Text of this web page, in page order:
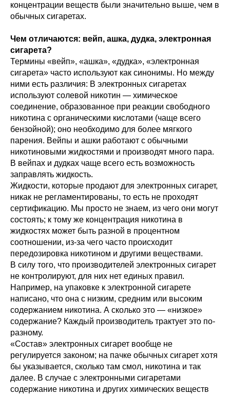
концентрации веществ были значительно выше, чем в
обычных сигаретах.
Чем отличаются: вейп, ашка, дудка, электронная
сигарета?
Термины «вейп», «ашка», «дудка», «электронная
сигарета» часто используют как синонимы. Но между
ними есть различия: В электронных сигаретах
используют солевой никотин — химическое
соединение, образованное при реакции свободного
никотина с органическими кислотами (чаще всего
бензойной); оно необходимо для более мягкого
парения. Вейпы и ашки работают с обычными
никотиновыми жидкостями и производят много пара.
В вейпах и дудках чаще всего есть возможность
заправлять жидкость.
Жидкости, которые продают для электронных сигарет,
никак не регламентированы, то есть не проходят
сертификацию. Мы просто не знаем, из чего они могут
состоять; к тому же концентрация никотина в
жидкостях может быть разной в процентном
соотношении, из-за чего часто происходит
передозировка никотином и другими веществами.
В силу того, что производителей электронных сигарет
не контролируют, для них нет единых правил.
Например, на упаковке к электронной сигарете
написано, что она с низким, средним или высоким
содержанием никотина. А сколько это — «низкое»
содержание? Каждый производитель трактует это по-
разному.
«Состав» электронных сигарет вообще не
регулируется законом; на пачке обычных сигарет хотя
бы указывается, сколько там смол, никотина и так
далее. В случае с электронными сигаретами
содержание никотина и других химических веществ